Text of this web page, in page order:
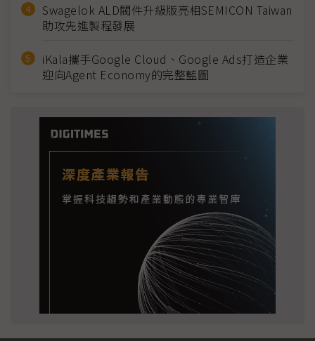
Swagelok ALD閥件升級版亮相SEMICON Taiwan
助攻先進製程發展
iKala攜手Google Cloud、Google Ads打造企業
迎向Agent Economy的完整藍圖